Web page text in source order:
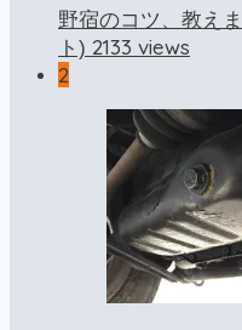
野宿のコツ、教え
ト) 2133 views
2